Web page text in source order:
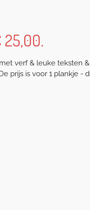
25,00.
verf & leuke teksten
prijs is voor 1 plankje -